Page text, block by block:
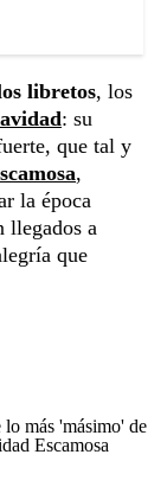
libretos, los
: su
que tal y
,
la época
llegados a
que
más 'másimo' de
Escamosa